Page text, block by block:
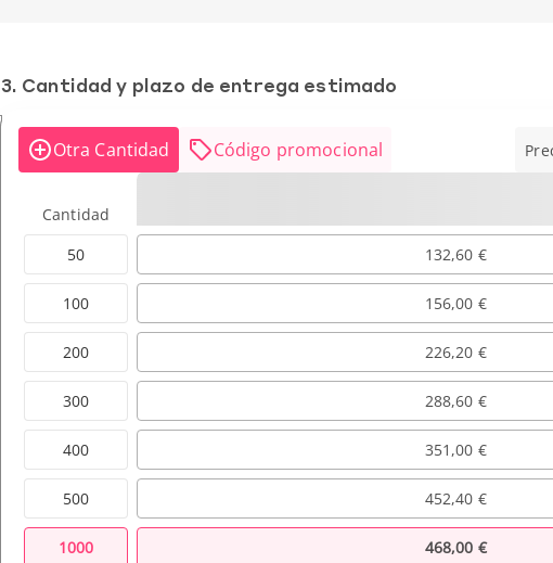
3. Cantidad y plazo de entrega estimado
Otra Cantidad Código promocional
Cantidad
50
100
200
300
400
500
1000
132,60 €
156,00 €
226,20 €
288,60 €
351,00 €
452,40 €
468,00 €